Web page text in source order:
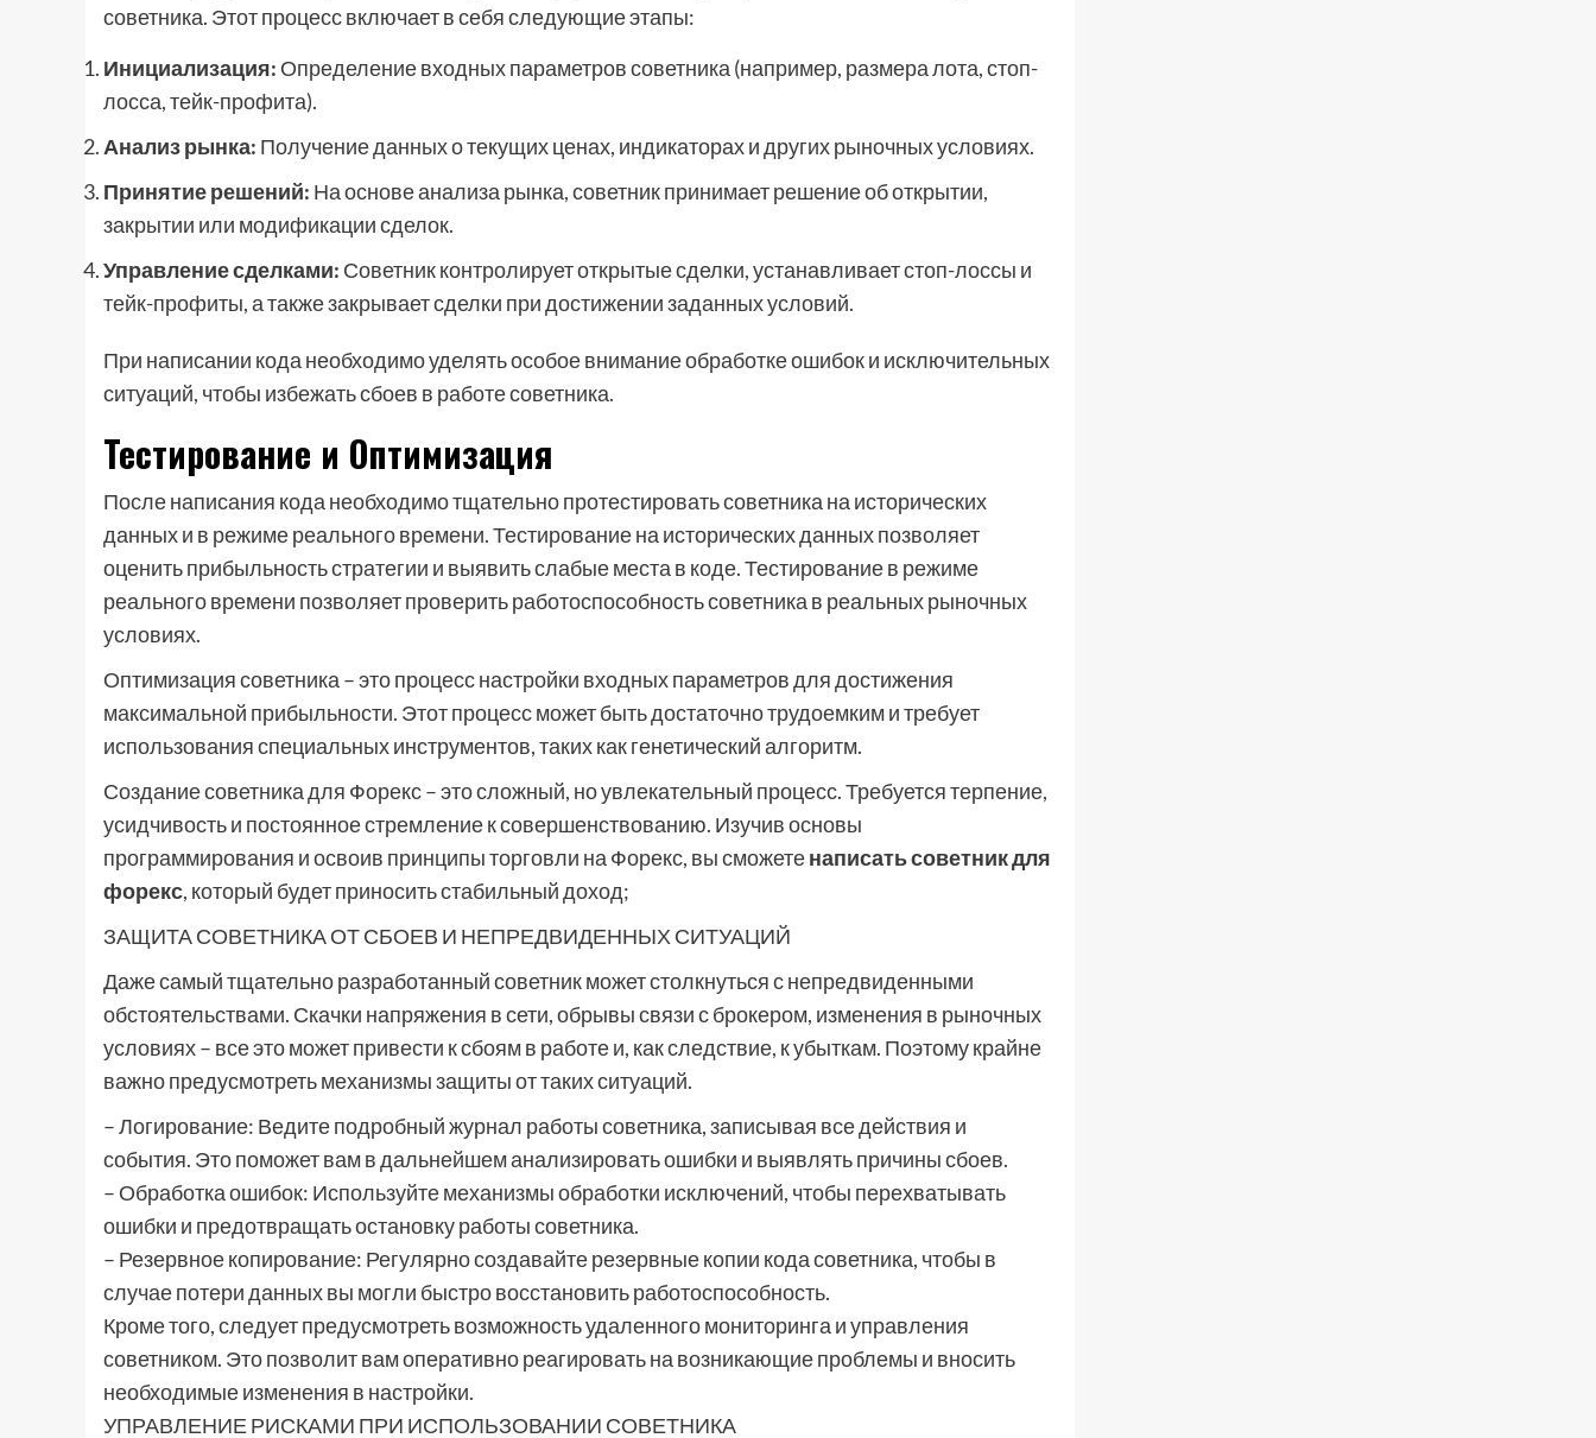
советника. Этот процесс включает в себя следующие этапы:
Инициализация: Определение входных параметров советника (например, размера лота, стоп-
лосса, тейк-профита).
Анализ рынка: Получение данных о текущих ценах, индикаторах и других рыночных условиях.
Принятие решений: На основе анализа рынка, советник принимает решение об открытии,
закрытии или модификации сделок.
Управление сделками: Советник контролирует открытые сделки, устанавливает стоп-лоссы и
тейк-профиты, а также закрывает сделки при достижении заданных условий.
При написании кода необходимо уделять особое внимание обработке ошибок и исключительных
ситуаций, чтобы избежать сбоев в работе советника.
Тестирование и Оптимизация
После написания кода необходимо тщательно протестировать советника на исторических
данных и в режиме реального времени. Тестирование на исторических данных позволяет
оценить прибыльность стратегии и выявить слабые места в коде. Тестирование в режиме
реального времени позволяет проверить работоспособность советника в реальных рыночных
условиях.
Оптимизация советника – это процесс настройки входных параметров для достижения
максимальной прибыльности. Этот процесс может быть достаточно трудоемким и требует
использования специальных инструментов, таких как генетический алгоритм.
Создание советника для Форекс – это сложный, но увлекательный процесс. Требуется терпение,
усидчивость и постоянное стремление к совершенствованию. Изучив основы
программирования и освоив принципы торговли на Форекс, вы сможетенаписать советник для
форекс, который будет приносить стабильный доход;
ЗАЩИТА СОВЕТНИКА ОТ СБОЕВ И НЕПРЕДВИДЕННЫХ СИТУАЦИЙ
Даже самый тщательно разработанный советник может столкнуться с непредвиденными
обстоятельствами. Скачки напряжения в сети, обрывы связи с брокером, изменения в рыночных
условиях – все это может привести к сбоям в работе и, как следствие, к убыткам. Поэтому крайне
важно предусмотреть механизмы защиты от таких ситуаций.
– Логирование: Ведите подробный журнал работы советника, записывая все действия и
события. Это поможет вам в дальнейшем анализировать ошибки и выявлять причины сбоев.
– Обработка ошибок: Используйте механизмы обработки исключений, чтобы перехватывать
ошибки и предотвращать остановку работы советника.
– Резервное копирование: Регулярно создавайте резервные копии кода советника, чтобы в
случае потери данных вы могли быстро восстановить работоспособность.
Кроме того, следует предусмотреть возможность удаленного мониторинга и управления
советником. Это позволит вам оперативно реагировать на возникающие проблемы и вносить
необходимые изменения в настройки.
УПРАВЛЕНИЕ РИСКАМИ ПРИ ИСПОЛЬЗОВАНИИ СОВЕТНИКА